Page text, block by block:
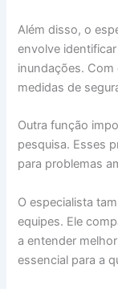
Além disso, o
envolve
inundações.
medidas de
Outra função
pesquisa. Esses
para problemas
O especialista
equipes. Ele
a entender
essencial para a